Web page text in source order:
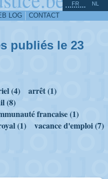
LOG CONTACT
FR NL
publiés le 23
(4)
arrêt (1)
(8)
francaise (1)
(1)
vacance d'emploi (7)
^